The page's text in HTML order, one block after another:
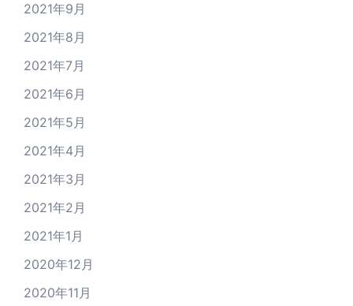
2021年9月
2021年8月
2021年7月
2021年6月
2021年5月
2021年4月
2021年3月
2021年2月
2021年1月
2020年12月
2020年11月